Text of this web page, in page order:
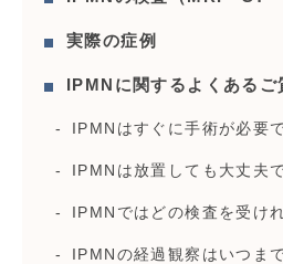
実際の症例
IPMNに関するよくあるご
IPMNはすぐに手術が必要
IPMNは放置しても大丈夫
IPMNではどの検査を受け
IPMNの経過観察はいつま